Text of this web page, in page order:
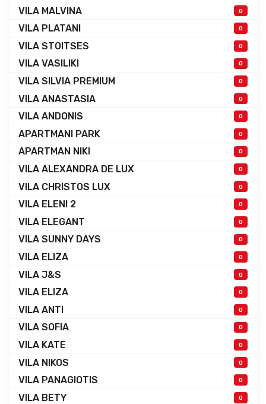
VILA MALVINA 0
VILA PLATANI 0
VILA STOITSES 0
VILA VASILIKI 0
VILA SILVIA PREMIUM 0
VILA ANASTASIA 0
VILA ANDONIS 0
APARTMANI PARK 0
APARTMAN NIKI 0
VILA ALEXANDRA DE LUX 0
VILA CHRISTOS LUX 0
VILA ELENI 2 0
VILA ELEGANT 0
VILA SUNNY DAYS 0
VILA ELIZA 0
VILA J&S 0
VILA ELIZA 0
VILA ANTI 0
VILA SOFIA 0
VILA KATE 0
VILA NIKOS 0
VILA PANAGIOTIS 0
VILA BETY 0